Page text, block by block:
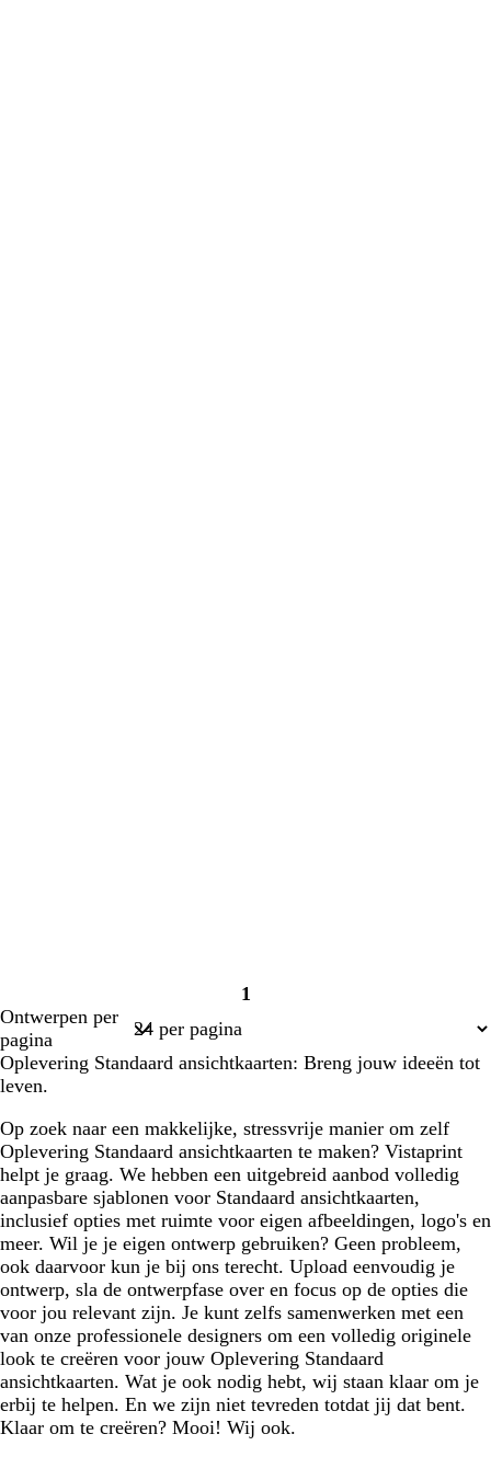
Pagina
1
Ontwerpen per
pagina
Oplevering Standaard ansichtkaarten: Breng jouw ideeën tot
leven.
Op zoek naar een makkelijke, stressvrije manier om zelf
Oplevering Standaard ansichtkaarten te maken? Vistaprint
helpt je graag. We hebben een uitgebreid aanbod volledig
aanpasbare sjablonen voor Standaard ansichtkaarten,
inclusief opties met ruimte voor eigen afbeeldingen, logo's en
meer. Wil je je eigen ontwerp gebruiken? Geen probleem,
ook daarvoor kun je bij ons terecht. Upload eenvoudig je
ontwerp, sla de ontwerpfase over en focus op de opties die
voor jou relevant zijn. Je kunt zelfs samenwerken met een
van onze professionele designers om een volledig originele
look te creëren voor jouw Oplevering Standaard
ansichtkaarten. Wat je ook nodig hebt, wij staan klaar om je
erbij te helpen. En we zijn niet tevreden totdat jij dat bent.
Klaar om te creëren? Mooi! Wij ook.